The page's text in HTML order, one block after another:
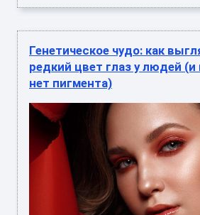
Генетическое чудо: как
редкий цвет глаз у людей (и
нет пигмента)